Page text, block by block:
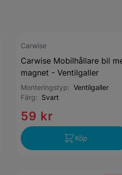
Carwise
Carwise Mobilhållare bil
magnet - Ventilgaller
Monteringstyp: Ventilgaller
Färg: Svart
59 kr
Köp